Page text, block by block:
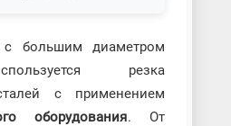
с большим диаметром
резка
с применением
оборудования. От